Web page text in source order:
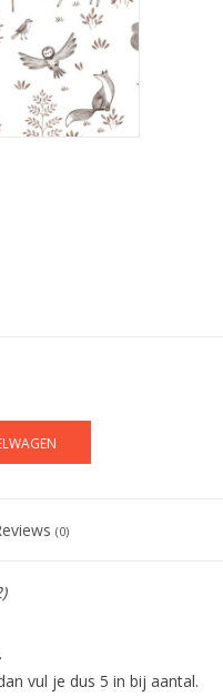
(0)
vul je dus 5 in bij aantal.